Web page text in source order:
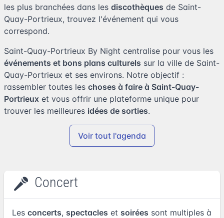
les plus branchées dans les discothèques de Saint-
Quay-Portrieux, trouvez l'événement qui vous
correspond.
Saint-Quay-Portrieux By Night centralise pour vous les
événements et bons plans culturels sur la ville de Saint-
Quay-Portrieux et ses environs. Notre objectif :
rassembler toutes les choses à faire à Saint-Quay-
Portrieux et vous offrir une plateforme unique pour
trouver les meilleures idées de sorties.
Voir tout l'agenda
Concert
Les concerts, spectacles et soirées sont multiples à